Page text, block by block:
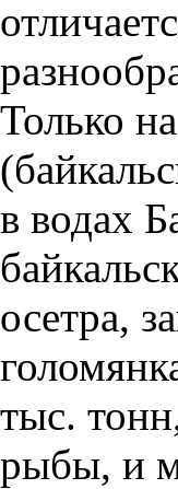
Только
в водах
осетра,
тыс.
рыбы, и